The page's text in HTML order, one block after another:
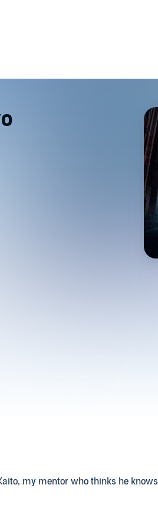
my mentor who thinks he knows